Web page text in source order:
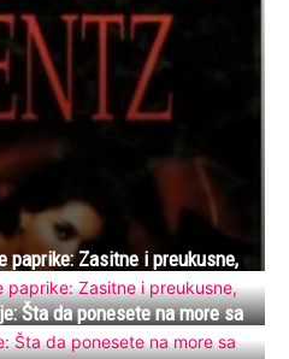
paprike: Zasitne i preukusne,
Šta da ponesete na more sa